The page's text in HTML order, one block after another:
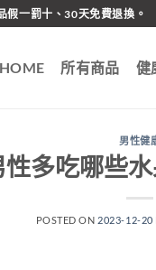
假一罰十、30天免費退換。
HOME 所有商品 健
男性健
多吃哪些
POSTED ON 2023-12-20